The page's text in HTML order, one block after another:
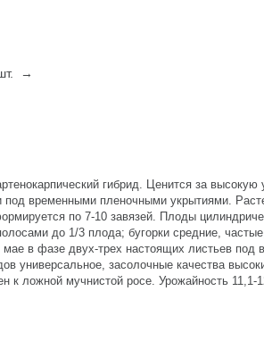
→
гибрид. Ценится за высокую
временными пленочными укрытиями.
по 7-10 завязей. Плоды
до 1/3 плода; бугорки средние,
в фазе двух-трех настоящих листьев
универсальное, засолочные качества
к ложной мучнистой росе. Урожайность